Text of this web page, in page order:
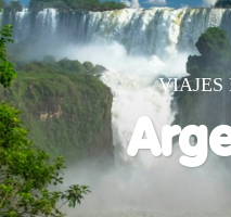
VIAJES